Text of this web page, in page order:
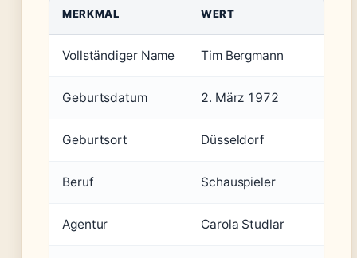
MERKMAL WERT
Vollständiger Name Tim Bergmann
Geburtsdatum 2. März 1972
Geburtsort Düsseldorf
Beruf Schauspieler
Agentur Carola Studlar